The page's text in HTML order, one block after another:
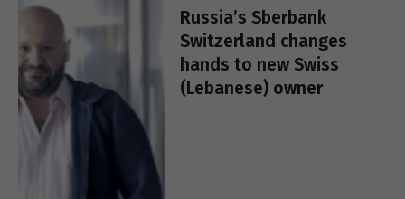
Russia’s Sberbank
Switzerland changes
hands to new Swiss
(Lebanese) owner